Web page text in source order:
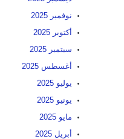
نوفمبر 2025
أكتوبر 2025
سبتمبر 2025
أغسطس 2025
يوليو 2025
يونيو 2025
مايو 2025
أبريل 2025